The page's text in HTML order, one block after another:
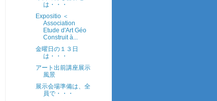
は・・・
Expositio ＜
Association
Etude d'Art Géo
Construit à...
金曜日の１３日
は・・・
アート出前講座展示
風景
展示会場準備は、全
員で・・・